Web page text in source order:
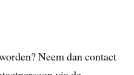
Neem dan contact